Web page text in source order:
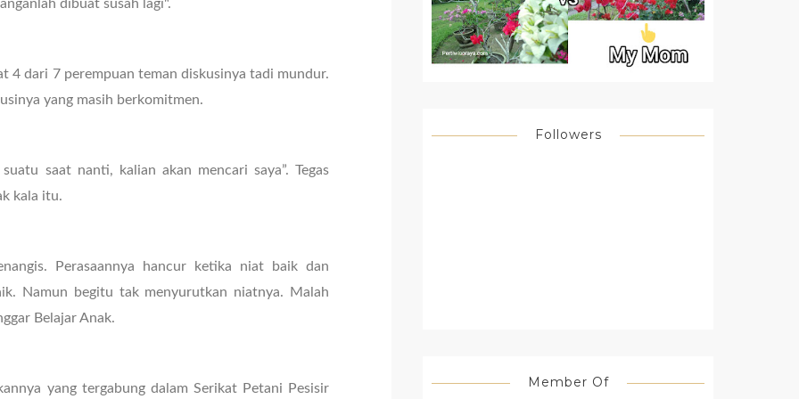
dibuat susah lagi".
4 dari 7 perempuan teman diskusinya tadi mundur.
yang masih berkomitmen.
saat nanti, kalian akan mencari saya”. Tegas
kala itu.
Perasaannya hancur ketika niat baik dan
Namun begitu tak menyurutkan niatnya. Malah
Belajar Anak.
yang tergabung dalam Serikat Petani Pesisir
Followers
Member Of